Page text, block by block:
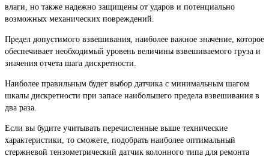
влаги, но также надежно защищены от ударов и потенциально
возможных механических повреждений.
Предел допустимого взвешивания, наиболее важное значение, которое
обеспечивает необходимый уровень величины взвешиваемого груза и
значения отчета шага дискретности.
Наиболее правильным будет выбор датчика с минимальным шагом
шкалы дискретности при запасе наибольшего предела взвешивания в
два раза.
Если вы будите учитывать перечисленные выше технические
характеристики, то сможете, подобрать наиболее оптимальный
стержневой тензометрический датчик колонного типа для ремонта